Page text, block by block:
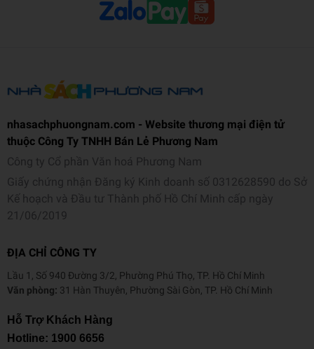
nhasachphuongnam.com - Website thương mại điện tử
thuộc Công Ty TNHH Bán Lẻ Phương Nam
Công ty Cổ phần Văn hoá Phương Nam
Giấy chứng nhận Đăng ký Kinh doanh số 0312628590 do Sở
Kế hoạch và Đầu tư Thành phố Hồ Chí Minh cấp ngày
21/06/2019
ĐỊA CHỈ CÔNG TY
Lầu 1, Số 940 Đường 3/2, Phường Phú Thọ, TP. Hồ Chí Minh
Văn phòng: 31 Hàn Thuyên, Phường Sài Gòn, TP. Hồ Chí Minh
Hỗ Trợ Khách Hàng
Hotline: 1900 6656